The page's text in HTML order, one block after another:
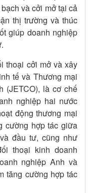
và cởi mở tại cả
thị trường và thúc
giúp doanh nghiệp
thoại cởi mở và xây
tế và Thương mại
(JETCO), là cơ chế
nghiệp hai nước
động thương mại
cường hợp tác giữa
đầu tư, cũng như
thoại kinh doanh
nghiệp Anh và
tăng cường hợp tác